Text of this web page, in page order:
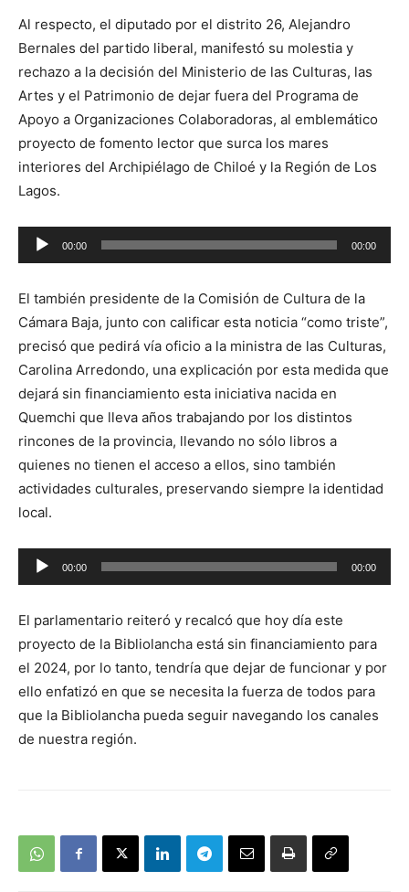
Al respecto, el diputado por el distrito 26, Alejandro
Bernales del partido liberal, manifestó su molestia y
rechazo a la decisión del Ministerio de las Culturas, las
Artes y el Patrimonio de dejar fuera del Programa de
Apoyo a Organizaciones Colaboradoras, al emblemático
proyecto de fomento lector que surca los mares
interiores del Archipiélago de Chiloé y la Región de Los
Lagos.
Reproductor
de
00:00 00:00
El también presidente de la Comisión de Cultura de la
Cámara Baja, junto con calificar esta noticia “como triste”,
precisó que pedirá vía oficio a la ministra de las Culturas,
Carolina Arredondo, una explicación por esta medida que
dejará sin financiamiento esta iniciativa nacida en
Quemchi que lleva años trabajando por los distintos
rincones de la provincia, llevando no sólo libros a
quienes no tienen el acceso a ellos, sino también
actividades culturales, preservando siempre la identidad
local.
Reproductor
de
00:00 00:00
El parlamentario reiteró y recalcó que hoy día este
proyecto de la Bibliolancha está sin financiamiento para
el 2024, por lo tanto, tendría que dejar de funcionar y por
ello enfatizó en que se necesita la fuerza de todos para
que la Bibliolancha pueda seguir navegando los canales
de nuestra región.